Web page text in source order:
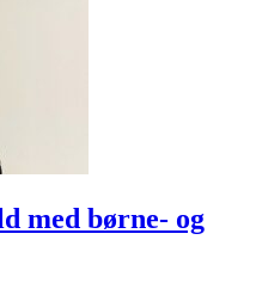
med børne- og